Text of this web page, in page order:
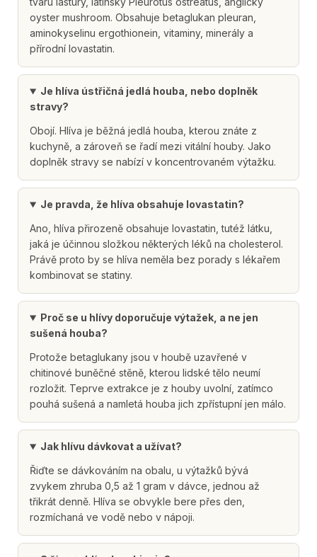
oyster mushroom. Obsahuje betaglukan pleuran,
aminokyselinu ergothionein, vitaminy, minerály a
přírodní lovastatin.
Je hlíva ústřičná jedlá houba, nebo doplněk
stravy?
Obojí. Hlíva je běžná jedlá houba, kterou znáte z
kuchyně, a zároveň se řadí mezi vitální houby. Jako
doplněk stravy se nabízí v koncentrovaném výtažku.
Je pravda, že hlíva obsahuje lovastatin?
Ano, hlíva přirozeně obsahuje lovastatin, tutéž látku,
jaká je účinnou složkou některých léků na cholesterol.
Právě proto by se hlíva neměla bez porady s lékařem
kombinovat se statiny.
Proč se u hlívy doporučuje výtažek, a ne jen
sušená houba?
Protože betaglukany jsou v houbě uzavřené v
chitinové buněčné stěně, kterou lidské tělo neumí
rozložit. Teprve extrakce je z houby uvolní, zatímco
pouhá sušená a namletá houba jich zpřístupní jen málo.
Jak hlívu dávkovat a užívat?
Řiďte se dávkováním na obalu, u výtažků bývá
zvykem zhruba 0,5 až 1 gram v dávce, jednou až
třikrát denně. Hlíva se obvykle bere přes den,
rozmíchaná ve vodě nebo v nápoji.